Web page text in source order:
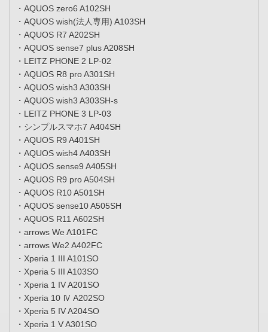
・AQUOS zero6 A102SH
・AQUOS wish(法人専用) A103SH
・AQUOS R7 A202SH
・AQUOS sense7 plus A208SH
・LEITZ PHONE 2 LP-02
・AQUOS R8 pro A301SH
・AQUOS wish3 A303SH
・AQUOS wish3 A303SH-s
・LEITZ PHONE 3 LP-03
・シンプルスマホ7 A404SH
・AQUOS R9 A401SH
・AQUOS wish4 A403SH
・AQUOS sense9 A405SH
・AQUOS R9 pro A504SH
・AQUOS R10 A501SH
・AQUOS sense10 A505SH
・AQUOS R11 A602SH
・arrows We A101FC
・arrows We2 A402FC
・Xperia 1 III A101SO
・Xperia 5 III A103SO
・Xperia 1 IV A201SO
・Xperia 10 Ⅳ A202SO
・Xperia 5 IV A204SO
・Xperia 1 V A301SO